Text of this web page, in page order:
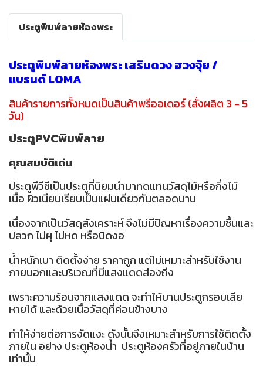
ประตูพิมพ์ลายห้องพระ
ประตูพิมพ์ลายห้องพระ เสริมดวง ฮวงจุ้ย /
แบรนด์ LOMA
สินค้ารายการทั้งหมดเป็นสินค้าพรีออเดอร์ (สั่งผลิต 3 - 5
วัน)
ประตูPVCพิมพ์ลาย
คุณสมบัติเด่น
ประตูพีวีซีเป็นประตูที่นิยมนำมาทดแทนวัสดุไม้หรือกึ่งไม้
เนื้อ ผิวเนียนเรียบเป็นแผ่นเดียวกันตลอดบาน
เนื่องจากเป็นวัสดุสังเคราะห์ จึงไม่มีปัญหาเรื่องความชื้นและ
ปลวก ไม่ผุ ไม่หด หรือบิดงอ
น้ำหนักเบา ติดตั้งง่าย ราคาถูก แต่ไม่เหมาะสำหรับใช้งาน
ภายนอกและบริเวณที่มีแสงแดดส่องถึง
เพราะความร้อนจากแสงแดด จะทำให้บานประตูกรอบเสีย
หายได้ และด้วยเนื้อวัสดุที่ค่อนข้างบาง
ทำให้ง่ายต่อการงัดแงะ ดังนั้นจึงเหมาะสำหรับการใช้ติดตั้ง
ภายใน อย่าง ประตูห้องน้ำ ประตูห้องครัวที่อยู่ภายในบ้าน
เท่านั้น